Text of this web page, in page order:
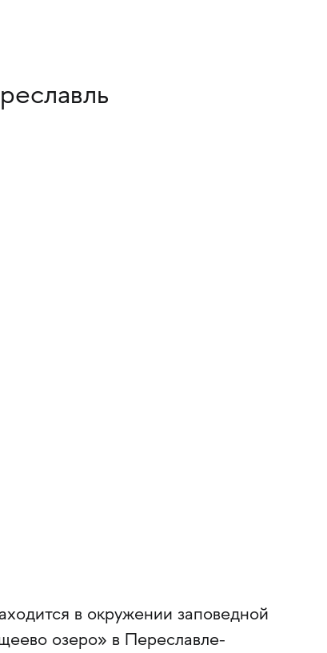
в окружении заповедной
озеро» в Переславле-